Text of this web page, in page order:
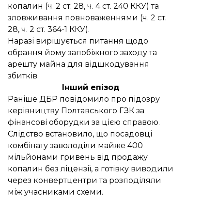
копалин (ч. 2 ст. 28, ч. 4 ст. 240 ККУ) та
зловживання повноваженнями (ч. 2 ст.
28, ч. 2 ст. 364-1 ККУ).
Наразі вирішується питання щодо
обрання йому запобіжного заходу та
арешту майна для відшкодування
збитків.
Інший епізод
Раніше ДБР повідомило про підозру
керівництву Полтавського ГЗК за
фінансові оборудки за цією справою.
Слідство встановило, що посадовці
комбінату заволоділи майже 400
мільйонами гривень від продажу
копалин без ліцензії, а готівку виводили
через конвертцентри та розподіляли
між учасниками схеми.